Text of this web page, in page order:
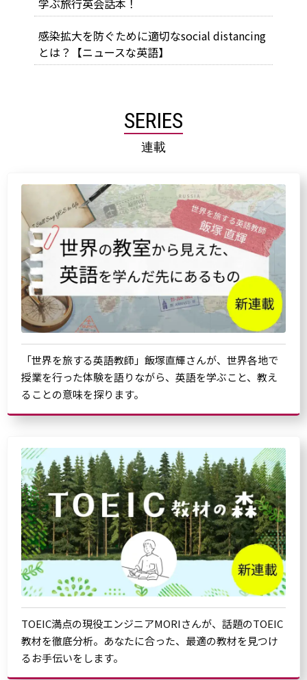
学ぶ旅行英会話本！
感染拡大を防ぐために適切なsocial distancing
とは？【ニュースな英語】
SERIES
連載
「世界を旅する英語教師」飯塚直輝さんが、世界各地で
授業を行った体験を語りながら、英語を学ぶこと、教え
ることの意味を探ります。
TOEIC満点の現役エンジニアMORIさんが、話題のTOEIC
教材を徹底分析。あなたに合った、最適の教材を見つけ
るお手伝いをします。